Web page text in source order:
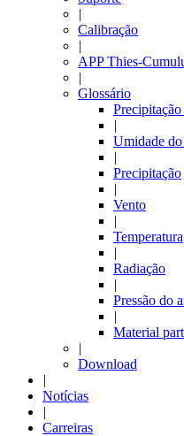
|
Calibração
|
APP Thies-
|
Glossário
|
Umidade
|
Precipitação
|
Vento
|
Temperatura
|
Radiação
|
Pressão do
|
Material
|
Download
|
Notícias
|
Carreiras